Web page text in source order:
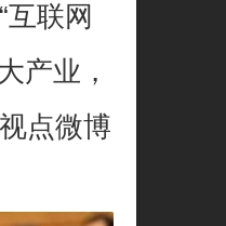
联网
产业，
点微博